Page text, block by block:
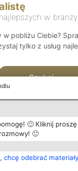
🙂 Kliknij
🙂
odebrać materiały
w branży
w pobliżu Ciebie?
tylko z usług
Szukaj
Plebiscyt
Laureaci